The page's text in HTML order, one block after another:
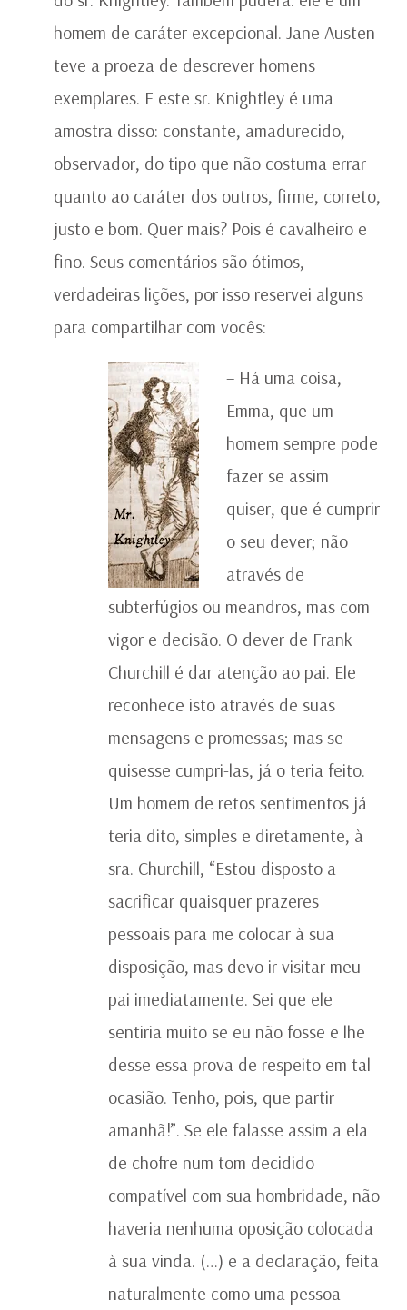
homem de caráter excepcional. Jane Austen
teve a proeza de descrever homens
exemplares. E este sr. Knightley é uma
amostra disso: constante, amadurecido,
observador, do tipo que não costuma errar
quanto ao caráter dos outros, firme, correto,
justo e bom. Quer mais? Pois é cavalheiro e
fino. Seus comentários são ótimos,
verdadeiras lições, por isso reservei alguns
para compartilhar com vocês:
– Há uma coisa,
Emma, que um
homem sempre pode
fazer se assim
quiser, que é cumprir
o seu dever; não
através de
subterfúgios ou meandros, mas com
vigor e decisão. O dever de Frank
Churchill é dar atenção ao pai. Ele
reconhece isto através de suas
mensagens e promessas; mas se
quisesse cumpri-las, já o teria feito.
Um homem de retos sentimentos já
teria dito, simples e diretamente, à
sra. Churchill, “Estou disposto a
sacrificar quaisquer prazeres
pessoais para me colocar à sua
disposição, mas devo ir visitar meu
pai imediatamente. Sei que ele
sentiria muito se eu não fosse e lhe
desse essa prova de respeito em tal
ocasião. Tenho, pois, que partir
amanhã!”. Se ele falasse assim a ela
de chofre num tom decidido
compatível com sua hombridade, não
haveria nenhuma oposição colocada
à sua vinda. (…) e a declaração, feita
naturalmente como uma pessoa